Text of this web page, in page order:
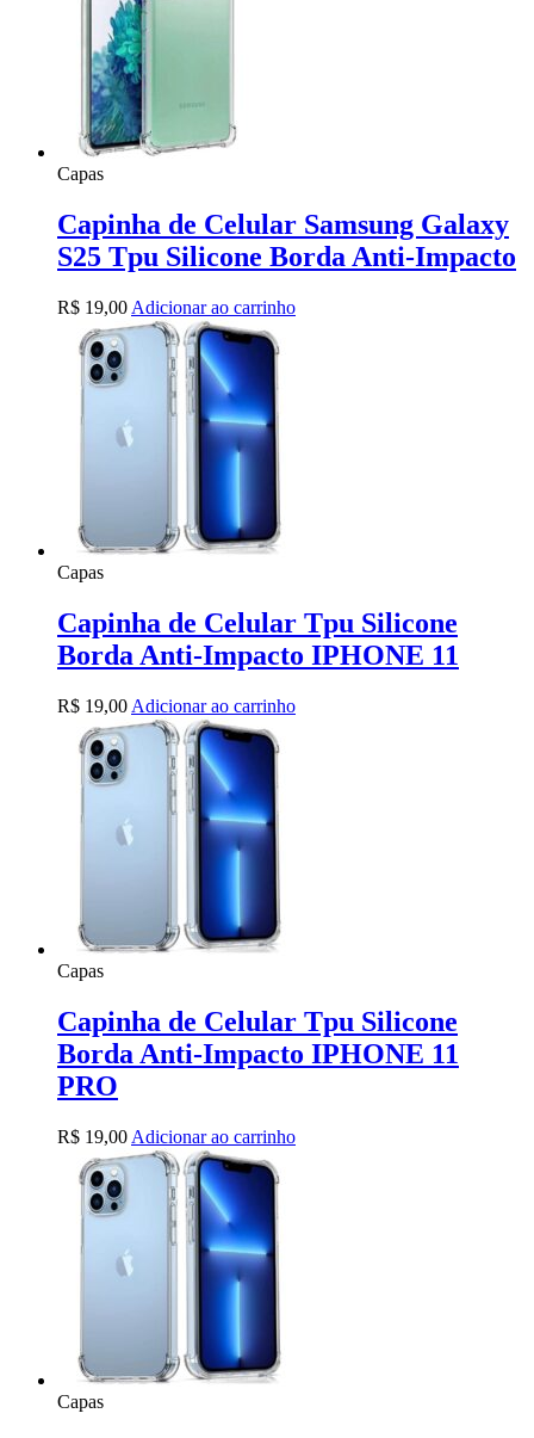
Capas
Capinha de Celular Samsung Galaxy
S25 Tpu Silicone Borda Anti-Impacto
R$ 19,00 Adicionar ao carrinho
Capas
Capinha de Celular Tpu Silicone
Borda Anti-Impacto IPHONE 11
R$ 19,00 Adicionar ao carrinho
Capas
Capinha de Celular Tpu Silicone
Borda Anti-Impacto IPHONE 11
PRO
R$ 19,00 Adicionar ao carrinho
Capas